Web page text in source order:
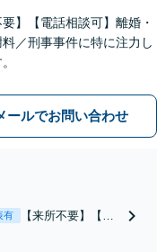
要】【電話相談可】離婚・
／刑事事件に特に注力し
ールでお問い合わせ
有
【来所不要】【電